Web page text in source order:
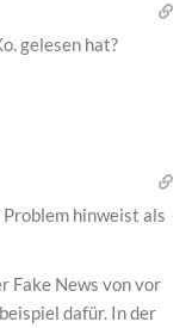
gelesen hat?
hinweist als
Fake News von vor
dafür. In der